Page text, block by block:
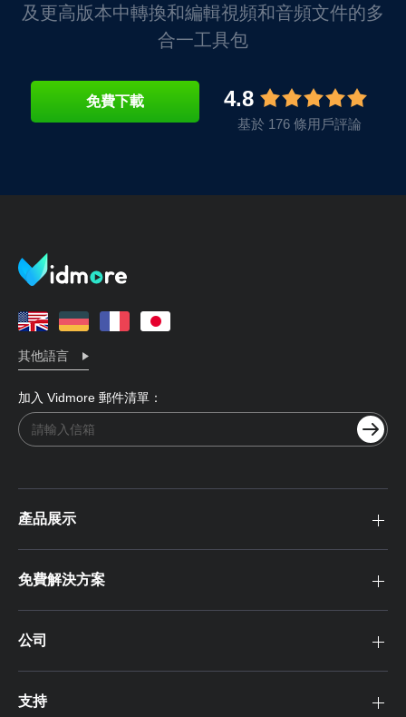
及更高版本中轉換和編輯視頻和音頻文件的多
合一工具包
免費下載 4.8
基於 176 條用戶評論
其他語言
加入 Vidmore 郵件清單：
產品展示
免費解決方案
公司
支持